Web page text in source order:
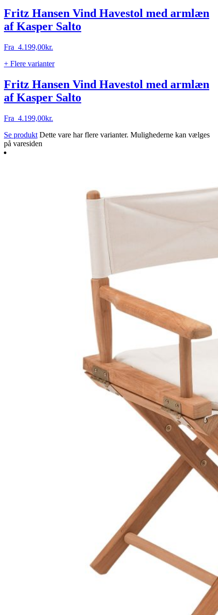
Fritz Hansen Vind Havestol med armlæn
af Kasper Salto
Fra 4.199,00kr.
+ Flere varianter
Fritz Hansen Vind Havestol med armlæn
af Kasper Salto
Fra 4.199,00kr.
Se produkt Dette vare har flere varianter. Mulighederne kan vælges
på varesiden